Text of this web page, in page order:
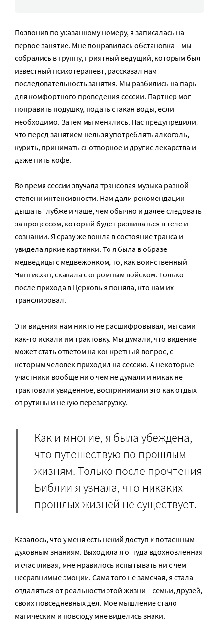
Позвонив по указанному номеру, я записалась на
первое занятие. Мне понравилась обстановка – мы
собрались в группу, приятный ведущий, которым был
известный психотерапевт, рассказал нам
последовательность занятия. Мы разбились на пары
для комфортного проведения сессии. Партнер мог
поправить подушку, подать стакан воды, если
необходимо. Затем мы менялись. Нас предупредили,
что перед занятием нельзя употреблять алкоголь,
курить, принимать снотворное и другие лекарства и
даже пить кофе.
Во время сессии звучала трансовая музыка разной
степени интенсивности. Нам дали рекомендации
дышать глубже и чаще, чем обычно и далее следовать
за процессом, который будет развиваться в теле и
сознании. Я сразу же вошла в состояние транса и
увидела яркие картинки. То я была в образе
медведицы с медвежонком, то, как воинственный
Чингисхан, скакала с огромным войском. Только
после прихода в Церковь я поняла, кто нам их
транслировал.
Эти видения нам никто не расшифровывал, мы сами
как-то искали им трактовку. Мы думали, что видение
может стать ответом на конкретный вопрос, с
которым человек приходил на сессию. А некоторые
участники вообще ни о чем не думали и никак не
трактовали увиденное, воспринимали это как отдых
от рутины и некую перезагрузку.
Как и многие, я была убеждена,
что путешествую по прошлым
жизням. Только после прочтения
Библии я узнала, что никаких
прошлых жизней не существует.
Казалось, что у меня есть некий доступ к потаенным
духовным знаниям. Выходила я оттуда вдохновленная
и счастливая, мне нравилось испытывать ни с чем
несравнимые эмоции. Сама того не замечая, я стала
отдаляться от реальности этой жизни – семьи, друзей,
своих повседневных дел. Мое мышление стало
магическим и повсюду мне виделись знаки.